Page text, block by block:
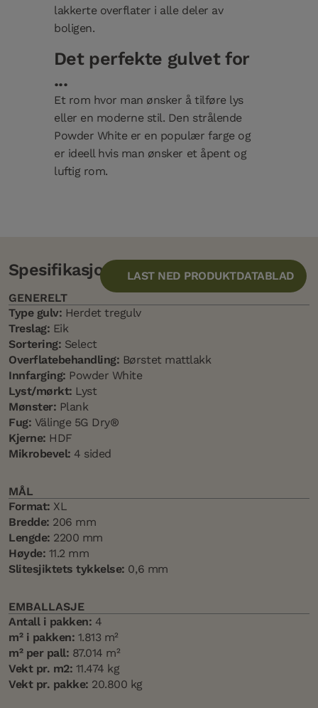
lakkerte overflater i alle deler av
boligen.
Det perfekte gulvet for
...
Et rom hvor man ønsker å tilføre lys
eller en moderne stil. Den strålende
Powder White er en populær farge og
er ideell hvis man ønsker et åpent og
luftig rom.
LAST NED PRODUKTDATABLAD
Spesifikasjon
GENERELT
Type gulv: Herdet tregulv
Treslag: Eik
Sortering: Select
Overflatebehandling: Børstet mattlakk
Innfarging: Powder White
Lyst/mørkt: Lyst
Mønster: Plank
Fug: Välinge 5G Dry®
Kjerne: HDF
Mikrobevel: 4 sided
MÅL
Format: XL
Bredde: 206 mm
Lengde: 2200 mm
Høyde: 11.2 mm
Slitesjiktets tykkelse: 0,6 mm
EMBALLASJE
Antall i pakken: 4
m² i pakken: 1.813 m²
m² per pall: 87.014 m²
Vekt pr. m2: 11.474 kg
Vekt pr. pakke: 20.800 kg